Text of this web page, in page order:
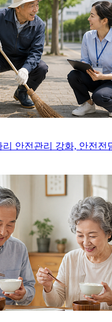
리 안전관리 강화, 안전전